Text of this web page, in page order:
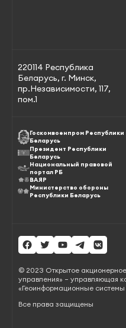
© 2023 Открытое
управления» – управляющая
«Геоинформационные системы
Все права защищены
Госкомвоенпром Республики
Беларусь
Президент Республики
Беларусь
Национальный правовой
портал РБ
ВАЯР
Министерство обороны
Республики Беларусь
220114 Республика
Беларусь, г. Минск,
пр.Независимости, 117,
пом.1